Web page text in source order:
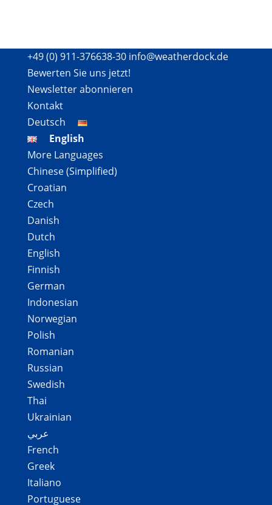
+49 (0) 911-376638-30 info@weatherdock.de
Bewerten Sie uns jetzt!
Newsletter abonnieren
Kontakt
Deutsch
English
More Languages
Chinese (Simplified)
Croatian
Czech
Danish
Dutch
English
Finnish
German
Indonesian
Norwegian
Polish
Romanian
Russian
Swedish
Thai
Ukrainian
عربي
French
Greek
Italiano
Portuguese